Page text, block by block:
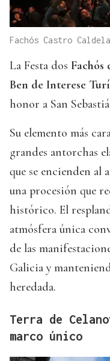
Fachós Castro
La Festa dos Fachós
Ben de Interese
honor a San
Su elemento más
grandes antorchas
que se encienden al
una procesión que
histórico. El
atmósfera única
de las
Galicia y
heredada.
Terra de
marco único